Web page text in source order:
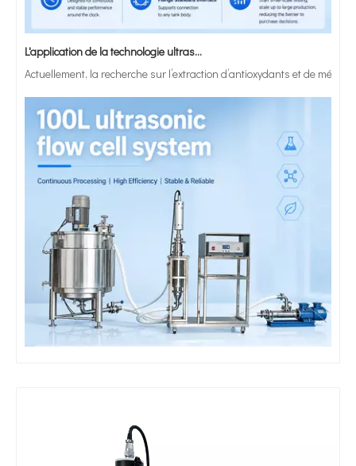
L'application de la technologie ultrasonique dans la préparation des lipides
Actuellement, la recherche sur l’extraction d’antioxydants et de
Actuellement, la recherche sur l’extraction d’antioxydants et de